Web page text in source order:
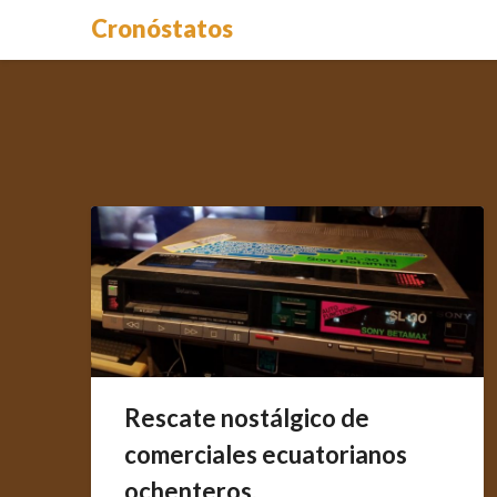
Cronóstatos
Rescate nostálgico de
comerciales ecuatorianos
ochenteros.